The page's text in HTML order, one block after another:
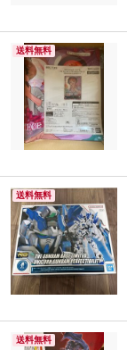
送料無料
送料無料
送料無料